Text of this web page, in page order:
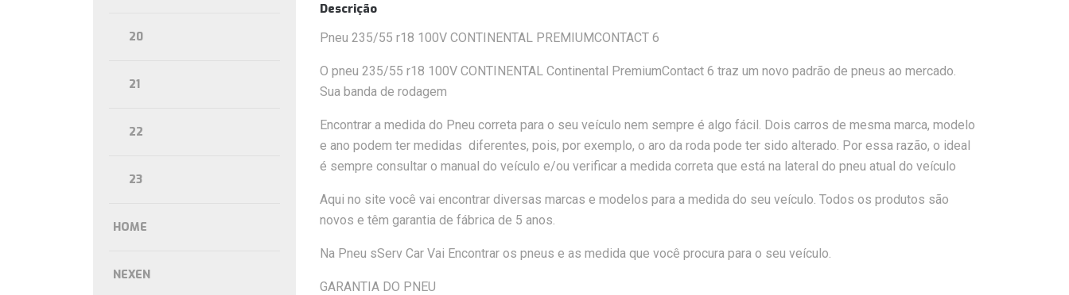
Descrição
Pneu 235/55 r18 100V CONTINENTAL PREMIUMCONTACT 6
O pneu 235/55 r18 100V CONTINENTAL Continental PremiumContact 6 traz um novo padrão de pneus ao mercado.
Sua banda de rodagem
Encontrar a medida do Pneu correta para o seu veículo nem sempre é algo fácil. Dois carros de mesma marca, modelo
e ano podem ter medidas diferentes, pois, por exemplo, o aro da roda pode ter sido alterado. Por essa razão, o ideal
é sempre consultar o manual do veículo e/ou verificar a medida correta que está na lateral do pneu atual do veículo
Aqui no site você vai encontrar diversas marcas e modelos para a medida do seu veículo. Todos os produtos são
novos e têm garantia de fábrica de 5 anos.
Na Pneu sServ Car Vai Encontrar os pneus e as medida que você procura para o seu veículo.
GARANTIA DO PNEU
20
21
22
23
HOME
NEXEN